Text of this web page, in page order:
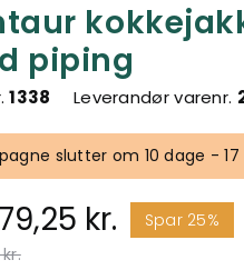
piping
1338 Leverandør varenr.
slutter om 10 dage -
kr.
Spar 25%
fra
til